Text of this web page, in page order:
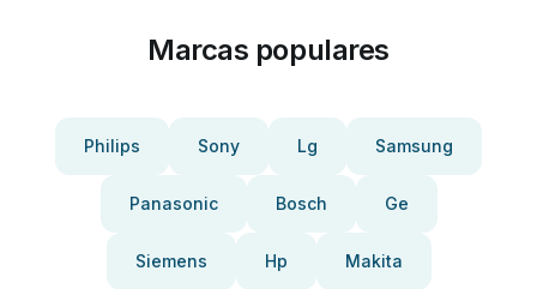
Marcas populares
Philips Sony Lg Samsung
Panasonic Bosch Ge
Siemens Hp Makita